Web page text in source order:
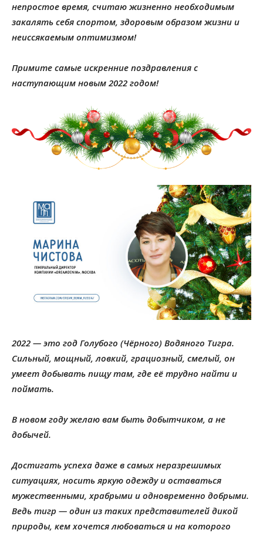
непростое время, считаю жизненно необходимым
закалять себя спортом, здоровым образом жизни и
неиссякаемым оптимизмом!
Примите самые искренние поздравления с
наступающим новым 2022 годом!
2022 — это год Голубого (Чёрного) Водяного Тигра.
Сильный, мощный, ловкий, грациозный, смелый, он
умеет добывать пищу там, где её трудно найти и
поймать.
В новом году желаю вам быть добытчиком, а не
добычей.
Достигать успеха даже в самых неразрешимых
ситуациях, носить яркую одежду и оставаться
мужественными, храбрыми и одновременно добрыми.
Ведь тигр — один из таких представителей дикой
природы, кем хочется любоваться и на которого